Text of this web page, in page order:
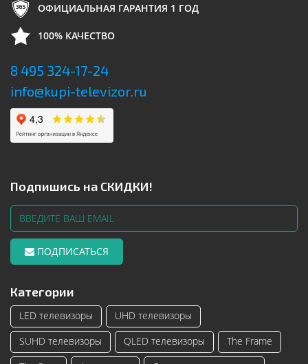
ОФИЦИАЛЬНАЯ ГАРАНТИЯ 1 ГОД
100% КАЧЕСТВО
8 495 324-17-24
info@kupi-televizor.ru
Подпишись на СКИДКИ!
ПОДПИСАТЬСЯ
Категории
LED телевизоры
UHD телевизоры
SUHD телевизоры
QLED телевизоры
The Frame